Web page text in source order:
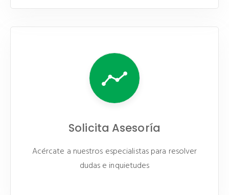
Solicita Asesoría
Acércate a nuestros especialistas para resolver
dudas e inquietudes